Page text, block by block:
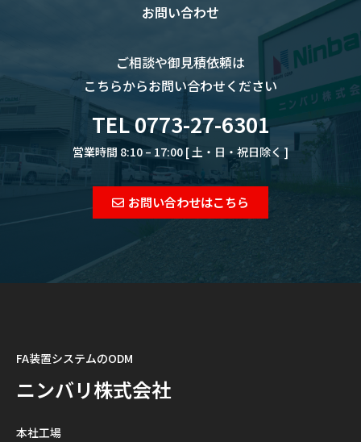
お問い合わせ
ご相談や御見積依頼は
こちらからお問い合わせください
TEL 0773-27-6301
営業時間 8:10 – 17:00 [ 土・日・祝日除く ]
お問い合わせはこちら
FA装置システムのODM
ニンバリ株式会社
本社工場